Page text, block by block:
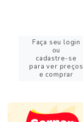
Faça seu login
ou
cadastre-se
para ver preços
e comprar